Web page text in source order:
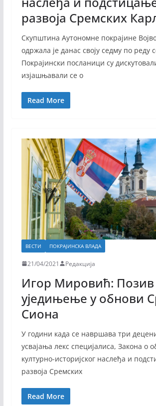
развоја Сремских
Скупштина Аутономне покрајине
одржала је данас своју седму по реду
Покрајински посланици су
изјашњавали се о
Read More
ВЕСТИ ПОКРАЈИНСКА ВЛАДА
21/04/2021 Редакција
Игор Мировић: Позив
уједињење у обнови
Сиона
У години када се навршава три
усвајања лекс специјалиса, Закона о
културно-историјског наслеђа и
развоја Сремских
Read More